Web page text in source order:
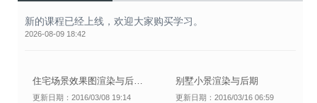
新的课程已经上线，欢迎大家购买学习。
2026-08-09 18:42
住宅场景效果图渲染与后期制作
更新日期：2016/03/08 19:14
别墅小景渲染与后期
更新日期：2016/03/16 06:59